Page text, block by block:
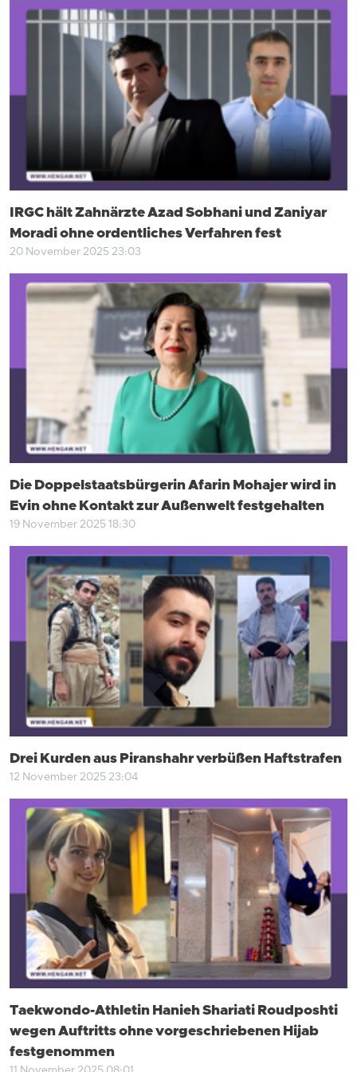
IRGC hält Zahnärzte Azad Sobhani und Zaniyar
Moradi ohne ordentliches Verfahren fest
20 November 2025 23:03
Die Doppelstaatsbürgerin Afarin Mohajer wird in
Evin ohne Kontakt zur Außenwelt festgehalten
19 November 2025 18:30
Drei Kurden aus Piranshahr verbüßen Haftstrafen
12 November 2025 23:04
Taekwondo-Athletin Hanieh Shariati Roudposhti
wegen Auftritts ohne vorgeschriebenen Hijab
festgenommen